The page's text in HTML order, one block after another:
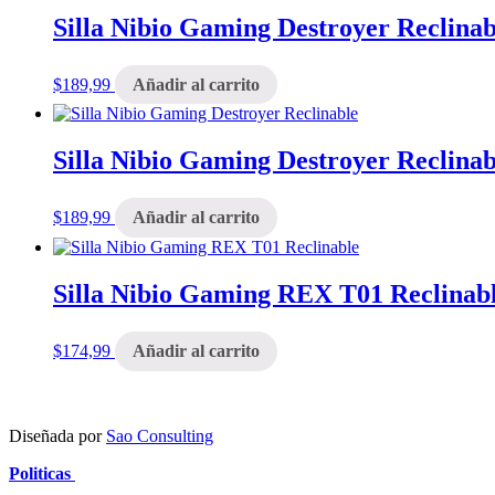
Silla Nibio Gaming Destroyer
$189,99 Añadir al carrito
Silla Nibio Gaming Destroyer
$189,99 Añadir al carrito
Silla Nibio Gaming REX T01
$174,99 Añadir al carrito
Diseñada por Sao Consulting
Politicas